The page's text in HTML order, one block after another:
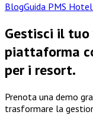
BlogGuida PMS Hotel
Gestisci il
piattaforma
per i resort.
Prenota una demo
trasformare la